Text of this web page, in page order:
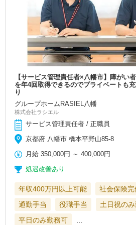
【サービス管理責任者×八幡市】障がい
を年4回取得できるのでプライベートも
り
グループホームRASIEL八幡
株式会社ラシエル
サービス管理責任者 / 正職員
京都府 八幡市 橋本平野山85-8
月給 350,000円 ～400,000円
処遇改善あり
年収400万円以上可能 社会保険完
通勤手当
役職手当
土日祝の
平日のみ勤務可
…